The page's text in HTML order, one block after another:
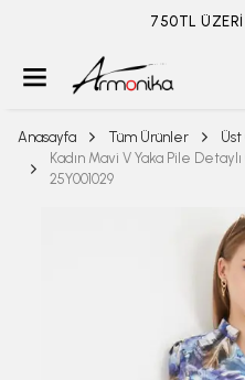
ÜYELİKSİZ
Anasayfa Tüm Ürünler
Kadın Mavi V Yaka Pile
25Y001029